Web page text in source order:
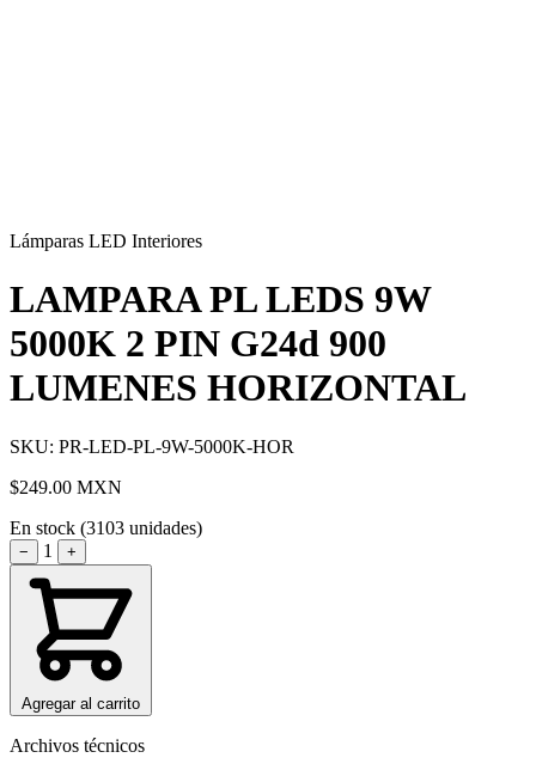
Lámparas LED Interiores
LAMPARA PL LEDS 9W
5000K 2 PIN G24d 900
LUMENES HORIZONTAL
SKU: PR-LED-PL-9W-5000K-HOR
$249.00 MXN
En stock (3103 unidades)
− 1 +
Agregar al carrito
Archivos técnicos